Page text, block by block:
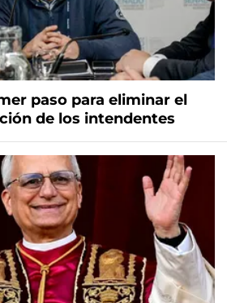
paso para eliminar el
de los intendentes